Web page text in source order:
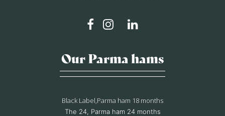
Our Parma hams
Black Label,Parma ham 18 months
The 24, Parma ham 24 months